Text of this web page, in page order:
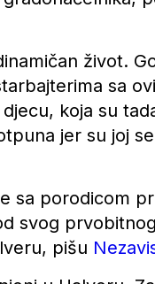
život.
sa
koja su
jer su joj
sa porodicom
svog
pišu